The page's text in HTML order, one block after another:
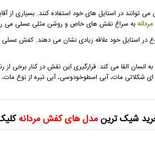
توانند در استایل های خود استفاده کنند. بسیاری از
به سراغ نقش های خاص و روشن مثلی عسلی می
در استایل خود علاقه زیادی نشان می دهند. کفش
القا می کند. قرارگیری این نقش در کنار برخی
ای شکلاتی مات، آبی اسطوخودوسی، آبی تیره از نوع
شیک ترینمدل های کفش مردانه